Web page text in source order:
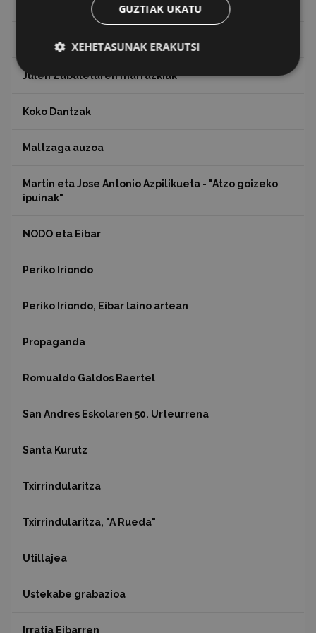
Indalecio Ojanguren, Gipuzkoako Foru Aldundia
Juan Antonio Palacios HARRIA
Julen Zabaletaren marrazkiak
Koko Dantzak
Maltzaga auzoa
Martin eta Jose Antonio Azpilikueta - "Atzo goizeko
ipuinak"
NODO eta Eibar
Periko Iriondo
Periko Iriondo, Eibar laino artean
Propaganda
Romualdo Galdos Baertel
San Andres Eskolaren 50. Urteurrena
Santa Kurutz
Txirrindularitza
Txirrindularitza, "A Rueda"
Utillajea
Ustekabe grabazioa
Irratia Eibarren
GUZTIAK UKATU
XEHETASUNAK ERAKUTSI